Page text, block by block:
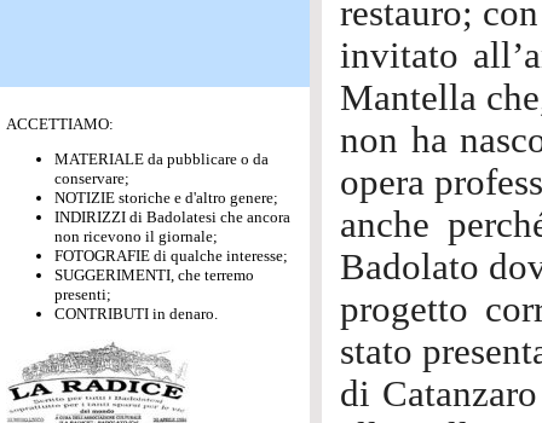
ACCETTIAMO:
MATERIALE da pubblicare o da
conservare;
NOTIZIE storiche e d'altro genere;
INDIRIZZI di Badolatesi che ancora
non ricevono il giornale;
FOTOGRAFIE di qualche interesse;
SUGGERIMENTI, che terremo
presenti;
CONTRIBUTI in denaro.
restauro;
invitato
Mantella
non ha
opera
anche
Badolato
progetto
stato
di